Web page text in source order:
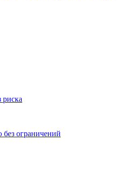
риска
без ограничений